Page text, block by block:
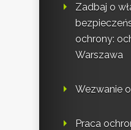
Zadbaj o
ochrony:
Warszawa
Wezwanie
Praca